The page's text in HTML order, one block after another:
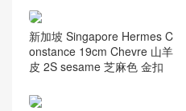
新加坡 Singapore Hermes C
onstance 19cm Chevre 山羊
皮 2S sesame 芝麻色 金扣